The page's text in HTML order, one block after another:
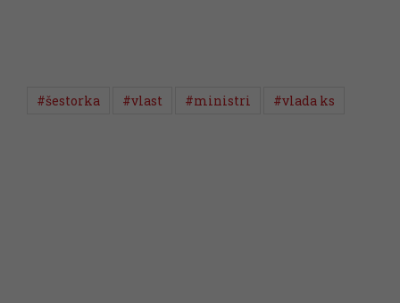
#šestorka #vlast #ministri #vlada ks